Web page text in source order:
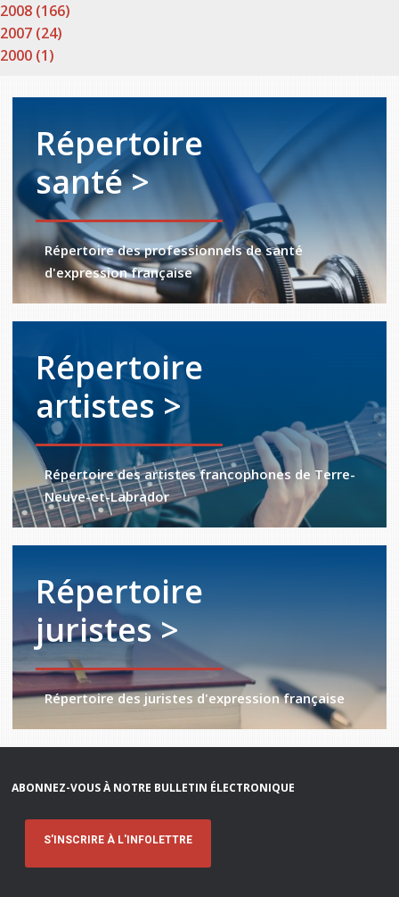
2008 (166)
2007 (24)
2000 (1)
Répertoire
santé >
Répertoire des professionnels de santé
d'expression française
Répertoire
artistes >
Répertoire des artistes francophones de Terre-
Neuve-et-Labrador
Répertoire
juristes >
Répertoire des juristes d'expression française
ABONNEZ-VOUS À NOTRE BULLETIN ÉLECTRONIQUE
S'INSCRIRE À L'INFOLETTRE